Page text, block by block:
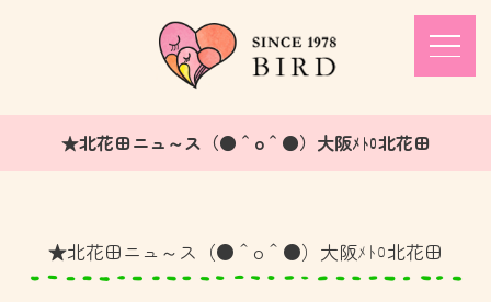
★北花田ニュ～ス（●＾o＾●）大阪ﾒﾄﾛ北花田
★北花田ニュ～ス（●＾o＾●）大阪ﾒﾄﾛ北花田